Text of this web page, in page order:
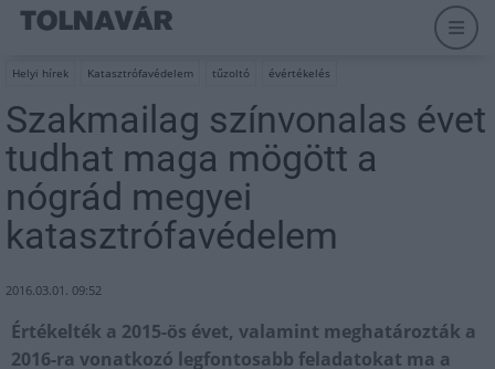
Helyi hírek Katasztrófavédelem tűzoltó évértékelés
Szakmailag színvonalas évet
tudhat maga mögött a
nógrád megyei
katasztrófavédelem
2016.03.01. 09:52
Értékelték a 2015-ös évet, valamint meghatározták a
2016-ra vonatkozó legfontosabb feladatokat ma a